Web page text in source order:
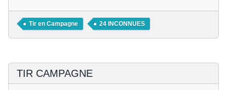
Tir en Campagne 24 INCONNUES
TIR CAMPAGNE